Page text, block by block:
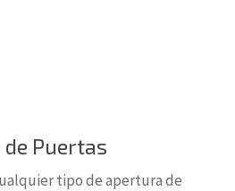
Puertas
tipo de apertura de